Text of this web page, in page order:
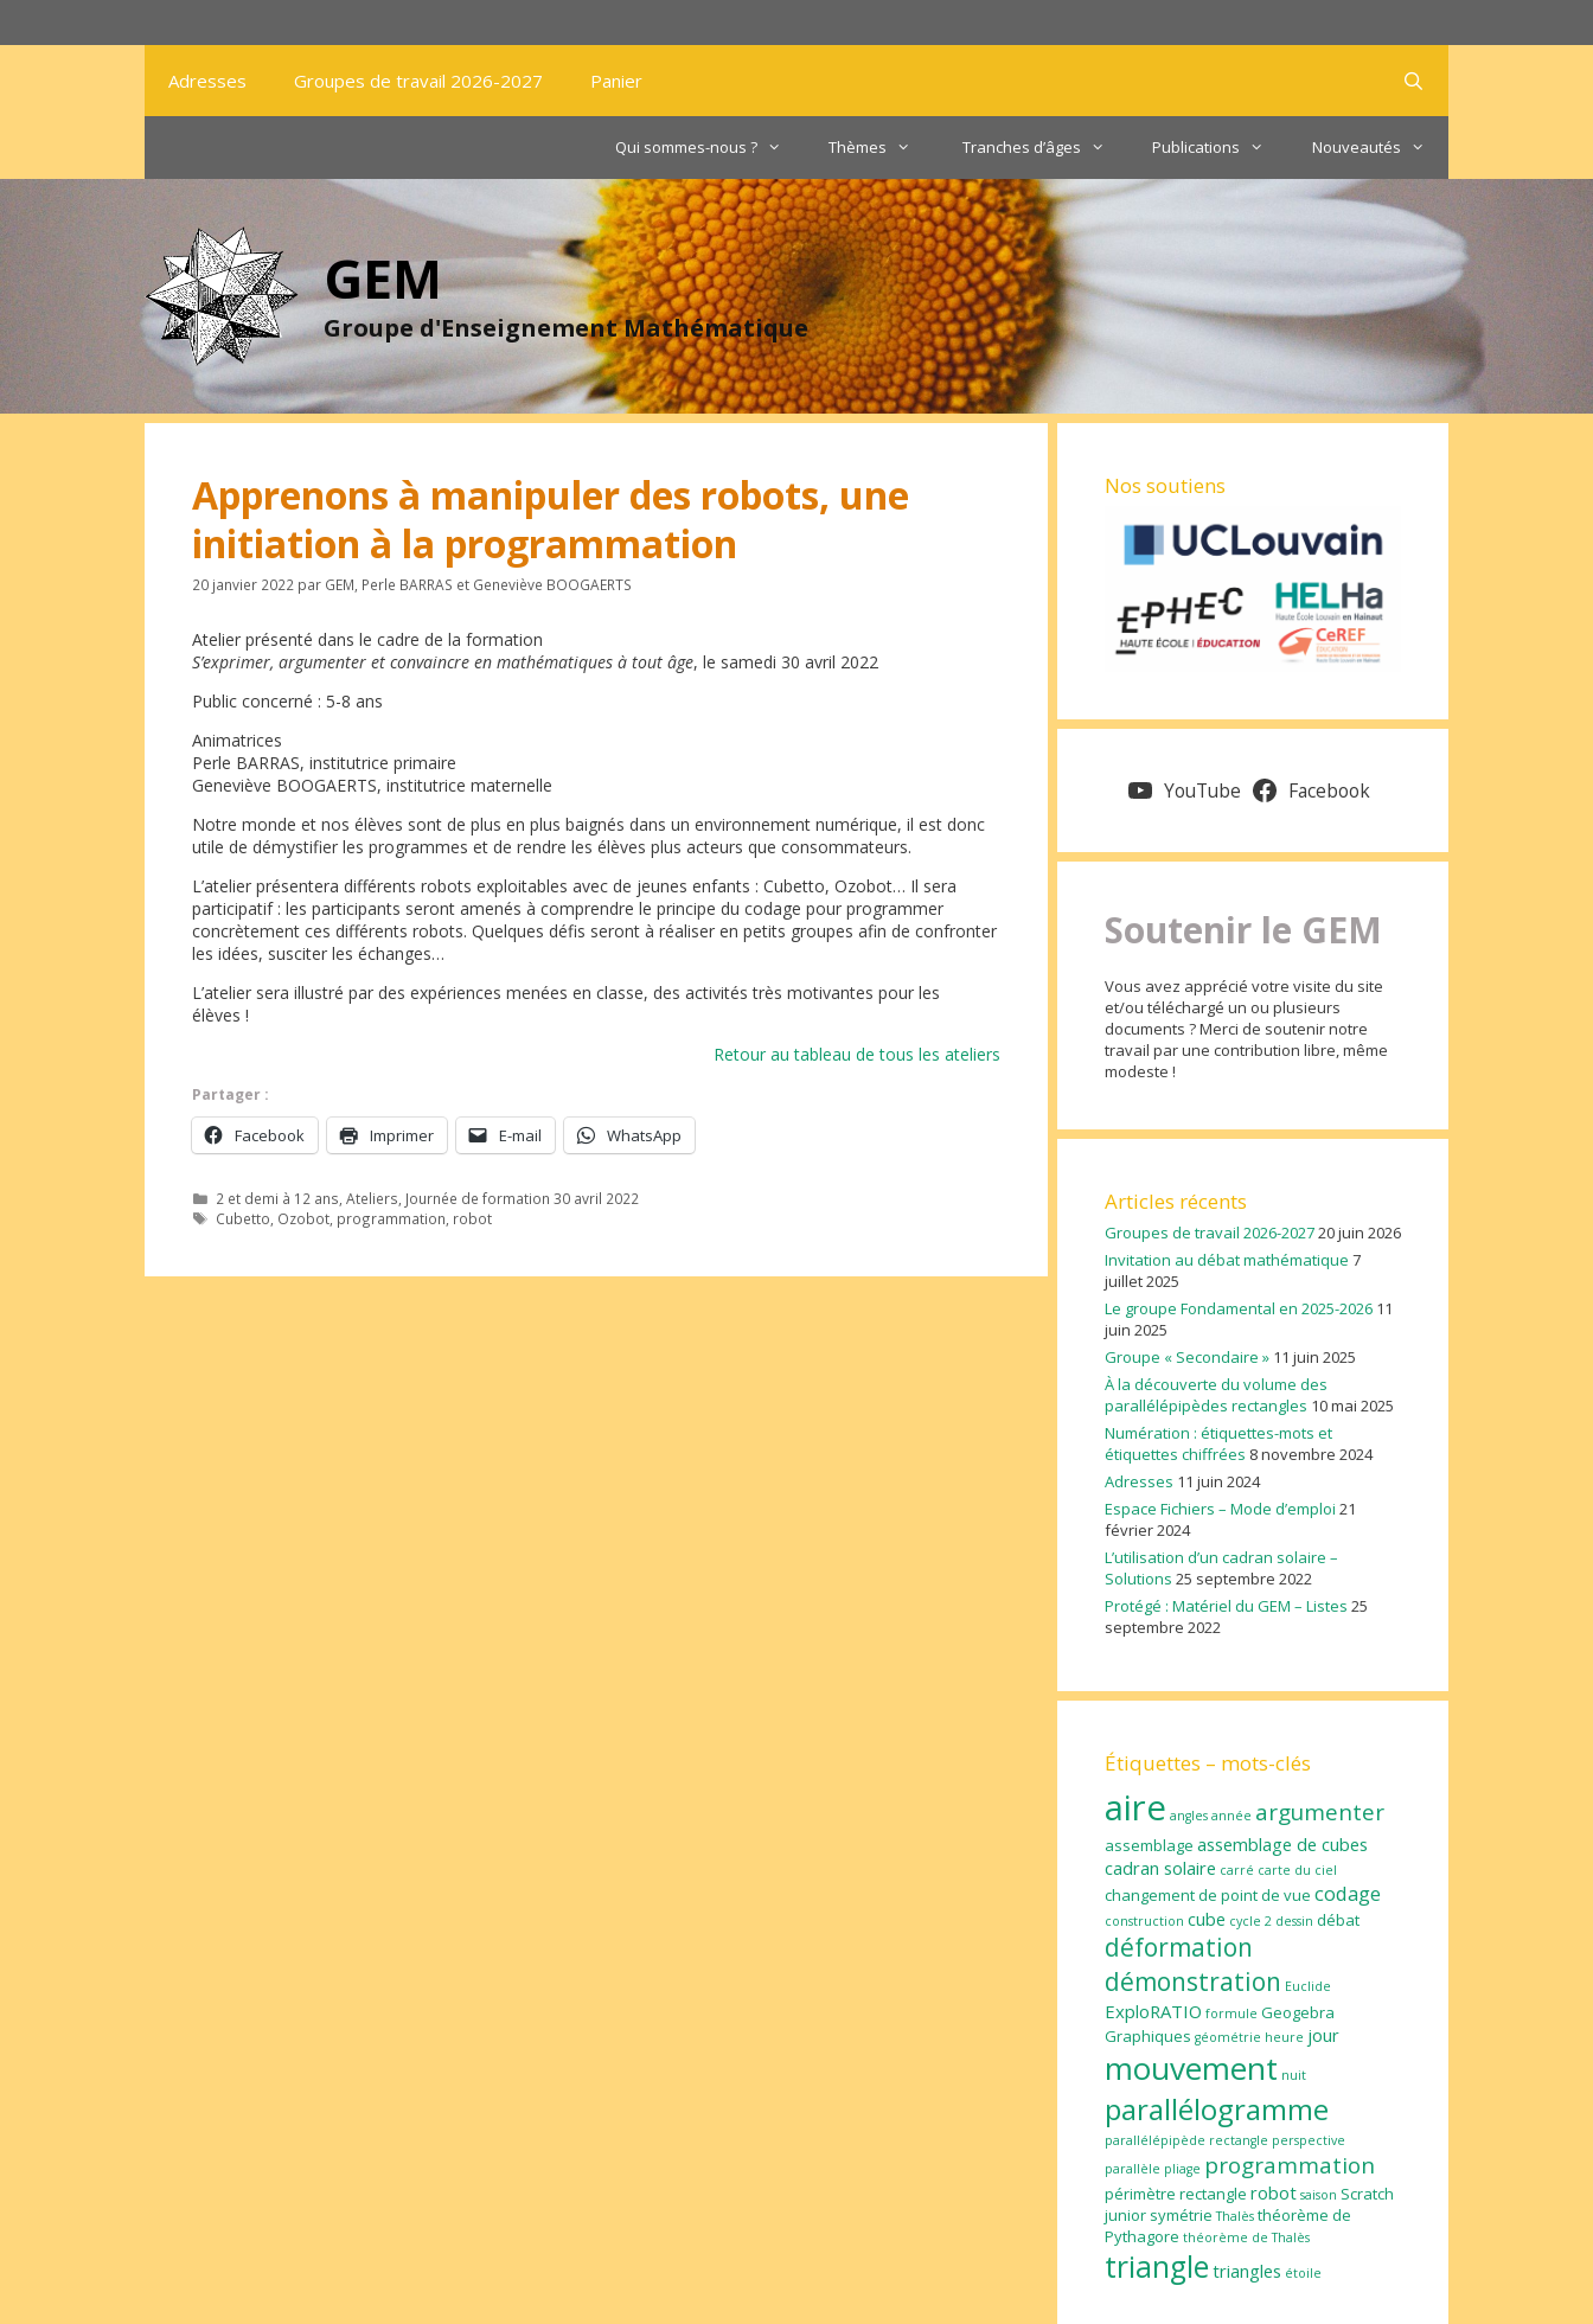
Adresses Groupes de travail 2026-2027 Panier
Qui sommes-nous ? Thèmes Tranches d’âges Publications Nouveautés
GEM
Groupe d'Enseignement Mathématique
Apprenons à manipuler des robots, une
initiation à la programmation
20 janvier 2022 par GEM Perle BARRAS et Geneviève BOOGAERTS
Atelier présenté dans le cadre de la formation
S’exprimer, argumenter et convaincre en mathématiques à tout âge, le samedi 30 avril 2022
Public concerné : 5-8 ans
Animatrices
Perle BARRAS, institutrice primaire
Geneviève BOOGAERTS, institutrice maternelle
Notre monde et nos élèves sont de plus en plus baignés dans un environnement numérique, il est donc
utile de démystifier les programmes et de rendre les élèves plus acteurs que consommateurs.
L’atelier présentera différents robots exploitables avec de jeunes enfants : Cubetto, Ozobot… Il sera
participatif : les participants seront amenés à comprendre le principe du codage pour programmer
concrètement ces différents robots. Quelques défis seront à réaliser en petits groupes afin de confronter
les idées, susciter les échanges…
L’atelier sera illustré par des expériences menées en classe, des activités très motivantes pour les
élèves !
Retour au tableau de tous les ateliers
Partager :
Facebook Imprimer E-mail WhatsApp
Catégories
2 et demi à 12 ans,Ateliers, Journée de formation 30 avril 2022
Étiquettes
Cubetto, Ozobot, programmation, robot
Nos soutiens
YouTube Facebook
Soutenir le GEM
Vous avez apprécié votre visite du site
et/ou téléchargé un ou plusieurs
documents ? Merci de soutenir notre
travail par une contribution libre, même
modeste !
Articles récents
Groupes de travail 2026-202720 juin 2026
Invitation au débat mathématique 7
juillet 2025
Le groupe Fondamental en 2025-2026 11
juin 2025
Groupe « Secondaire » 11 juin 2025
À la découverte du volume des
parallélépipèdes rectangles 10 mai 2025
Numération : étiquettes-mots et
étiquettes chiffrées 8 novembre 2024
Adresses 11 juin 2024
Espace Fichiers – Mode d’emploi 21
février 2024
L’utilisation d’un cadran solaire –
Solutions 25 septembre 2022
Protégé : Matériel du GEM – Listes 25
septembre 2022
Étiquettes – mots-clés
aire angles année argumenter
assemblage assemblage de cubes
cadran solaire carré carte du ciel
changement de point de vue codage
construction cube cycle 2 dessin débat
déformation
démonstration Euclide
ExploRATIO formule Geogebra
Graphiques géométrie heure jour
mouvement nuit
parallélogramme
parallélépipède rectangle perspective
parallèle pliage programmation
périmètre rectangle robot saison Scratch
junior symétrie Thalès théorème de
Pythagore théorème de Thalès
triangle triangles étoile